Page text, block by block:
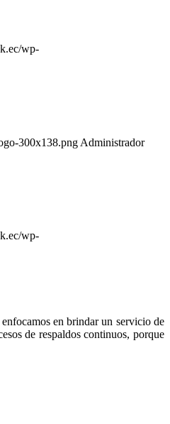
wp-
300x138.png Administrador
wp-
en brindar un servicio de
de respaldos continuos, porque